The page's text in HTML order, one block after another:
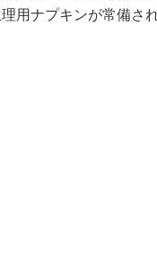
用ナプキンが常備さ